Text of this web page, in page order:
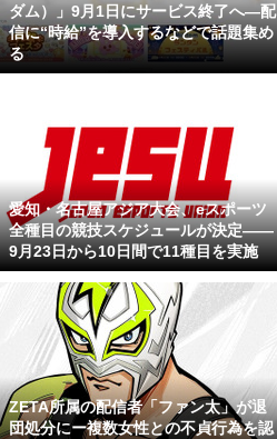
ダム）」9月1日にサービス終了へ―配
信に“時給”を導入するなどで話題集め
る
愛知・名古屋アジア大会、eスポーツ
全種目の競技スケジュールが決定——
9月23日から10日間で11種目を実施
ZETA所属の配信者「ファン太」が退
団処分にー複数女性との不貞行為を認